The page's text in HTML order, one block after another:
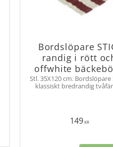
Bordslöpare
randig i rött
offwhite
Stl. 35X120 cm. Bordslöpare
klassiskt bredrandig
149KR